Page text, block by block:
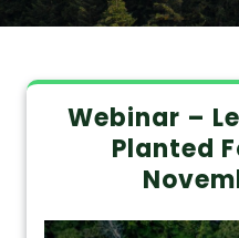
Webinar –
Planted